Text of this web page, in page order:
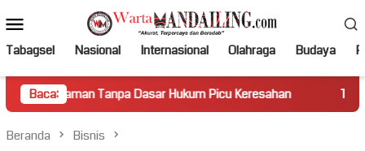
ke
kontenMobile
Tabagsel Nasional Internasional Olahraga Budaya
Baca:
Tanpa Dasar Hukum Picu Keresahan Truk Miring Hambat
Beranda Bisnis